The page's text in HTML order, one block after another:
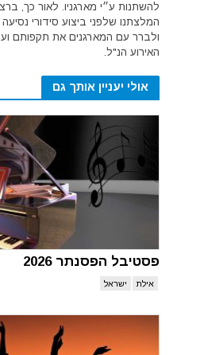
להשתנות ע״י מארגניו. לאור כך,
המלצתנו שלפני ביצוע סידורי
ולברר עם המארגנים את תקפותם
האירוע הנ"ל.
אולי יעניין אותך גם
פסטיבל הפסנתר 2026
אילת ישראל